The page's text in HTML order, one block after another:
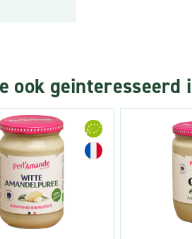
ook geinteresseerd